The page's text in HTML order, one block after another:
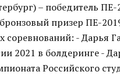
– победитель
бронзовый призер ПЕ-
соревнований: - Дарья
2021 в болдеринге -
Российского